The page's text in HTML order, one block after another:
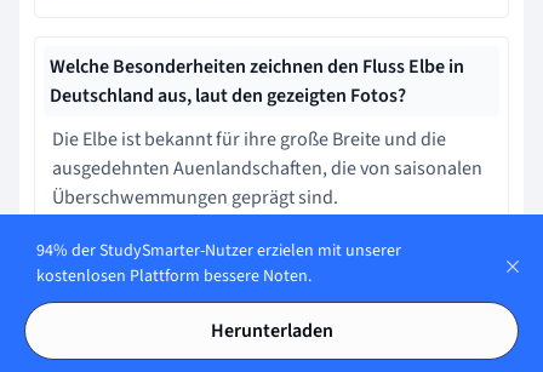
Welche Besonderheiten zeichnen den Fluss Elbe in
Deutschland aus, laut den gezeigten Fotos?
Die Elbe ist bekannt für ihre große Breite und die
ausgedehnten Auenlandschaften, die von saisonalen
Überschwemmungen geprägt sind.
Was sind die Hauptursachen für den Wandel der
Flusslandschaften im Allgemeinen?
94% der StudySmarter-Nutzer erzielen mit unserer
kostenlosen Plattform bessere Noten.
Herunterladen